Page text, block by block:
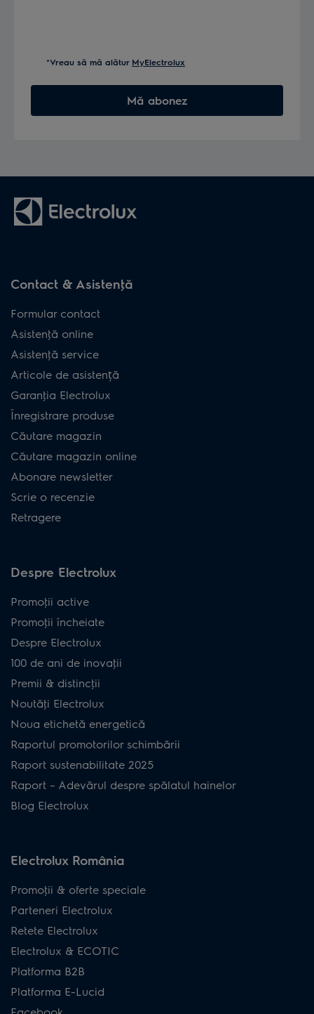
*Vreau să mă alătur MyElectrolux
Mă abonez
Contact & Asistenţă
Formular contact
Asistenţă online
Asistenţă service
Articole de asistență
Garanţia Electrolux
Înregistrare produse
Căutare magazin
Căutare magazin online
Abonare newsletter
Scrie o recenzie
Retragere
Despre Electrolux
Promoţii active
Promoţii încheiate
Despre Electrolux
100 de ani de inovaţii
Premii & distincţii
Noutăţi Electrolux
Noua etichetă energetică
Raportul promotorilor schimbării
Raport sustenabilitate 2025
Raport – Adevărul despre spălatul hainelor
Blog Electrolux
Electrolux România
Promoţii & oferte speciale
Parteneri Electrolux
Retete Electrolux
Electrolux & ECOTIC
Platforma B2B
Platforma E-Lucid